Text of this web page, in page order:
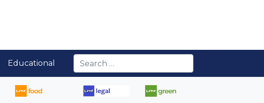
Educational